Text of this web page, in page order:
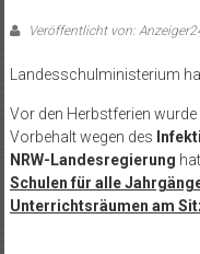
Veröffentlicht von:
Landesschulministerium
Vor den Herbstferien
Vorbehalt wegen des
NRW-Landesregierung
Schulen für alle
Unterrichtsräumen am